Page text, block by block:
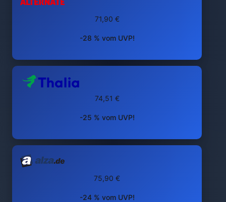
71,90 €
-28 % vom UVP!
74,51 €
-25 % vom UVP!
75,90 €
-24 % vom UVP!